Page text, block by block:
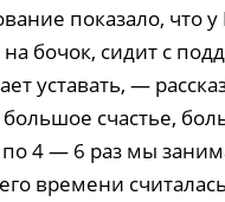
показало,
бочок, сидит с
уставать, —
счастье,
4 — 6 раз мы
времени